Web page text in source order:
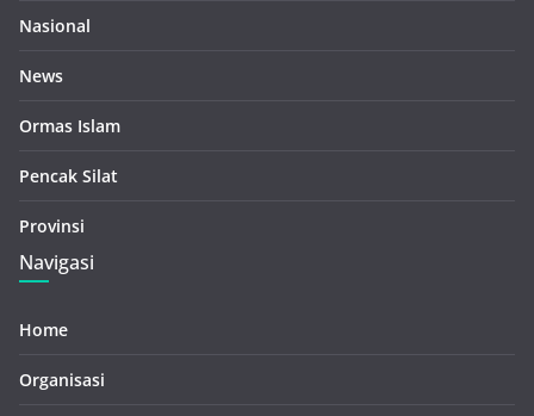
Nasional
News
Ormas Islam
Pencak Silat
Provinsi
Navigasi
Home
Organisasi